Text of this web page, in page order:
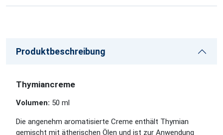
Produktbeschreibung
Thymiancreme
Volumen: 50 ml
Die angenehm aromatisierte Creme enthält Thymian
gemischt mit ätherischen Ölen und ist zur Anwendung